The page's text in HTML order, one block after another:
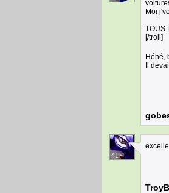
Moi
TOUS
[/troll]
Héhé,
Il
41
TroyB